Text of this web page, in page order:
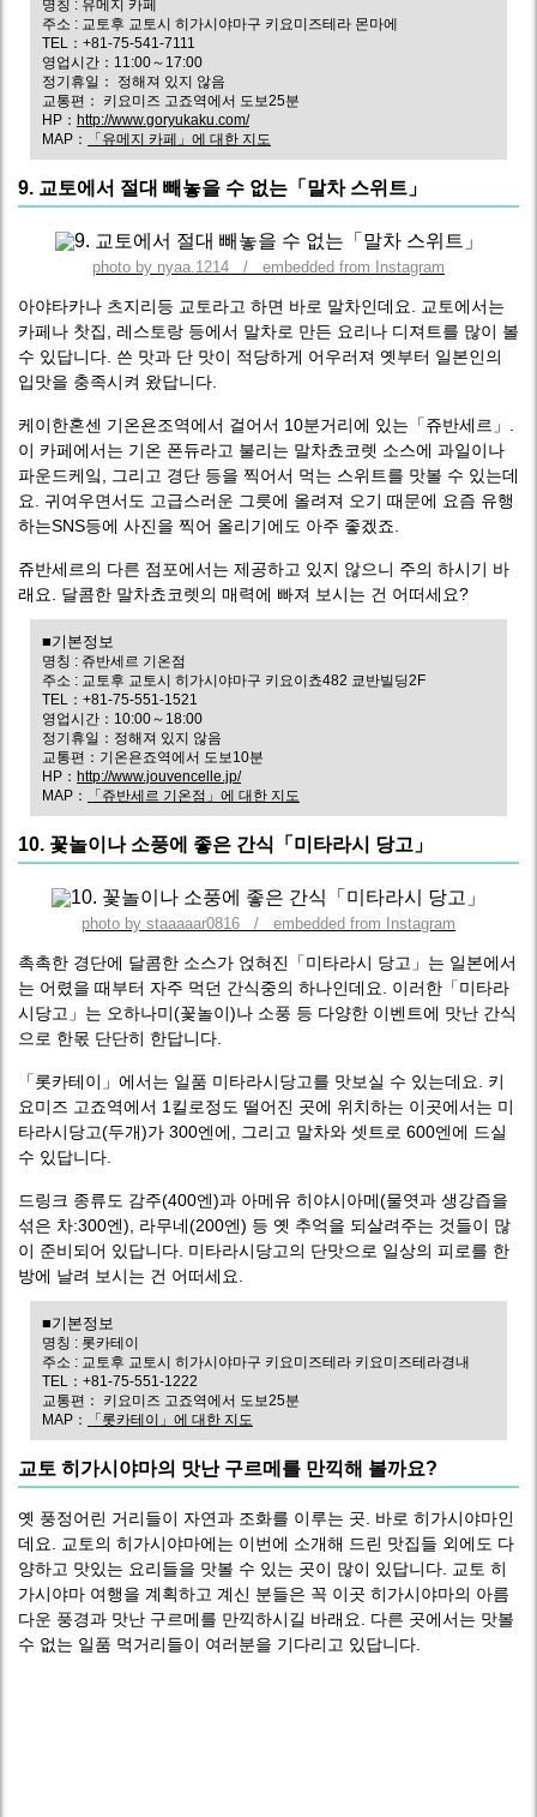
명칭 : 유메지 카페
주소 : 교토후 교토시 히가시야마구 키요미즈테라 몬마에
TEL：+81-75-541-7111
영업시간：11:00～17:00
정기휴일： 정해져 있지 않음
교통편： 키요미즈 고죠역에서 도보25분
HP： http://www.goryukaku.com/
MAP：
「유메지 카페」에 대한 지도
9. 교토에서 절대 빼놓을 수 없는「말차 스위트」
photo by nyaa.1214 / embedded from Instagram
아야타카나 츠지리등 교토라고 하면 바로 말차인데요. 교토에서는
카페나 찻집, 레스토랑 등에서 말차로 만든 요리나 디져트를 많이 볼
수 있답니다. 쓴 맛과 단 맛이 적당하게 어우러져 옛부터 일본인의
입맛을 충족시켜 왔답니다.
케이한혼센 기온욘조역에서 걸어서 10분거리에 있는「쥬반세르」.
이 카페에서는 기온 폰듀라고 불리는 말차쵸코렛 소스에 과일이나
파운드케잌, 그리고 경단 등을 찍어서 먹는 스위트를 맛볼 수 있는데
요. 귀여우면서도 고급스러운 그릇에 올려져 오기 때문에 요즘 유행
하는SNS등에 사진을 찍어 올리기에도 아주 좋겠죠.
쥬반세르의 다른 점포에서는 제공하고 있지 않으니 주의 하시기 바
래요. 달콤한 말차쵸코렛의 매력에 빠져 보시는 건 어떠세요?
■기본정보
명칭 : 쥬반세르 기온점
주소 : 교토후 교토시 히가시야마구 키요이쵸482 쿄반빌딩2F
TEL：+81-75-551-1521
영업시간：10:00～18:00
정기휴일：정해져 있지 않음
교통편：기온욘죠역에서 도보10분
HP： http://www.jouvencelle.jp/
MAP：
「쥬반세르 기온점」에 대한 지도
10. 꽃놀이나 소풍에 좋은 간식「미타라시 당고」
photo by staaaaar0816 / embedded from Instagram
촉촉한 경단에 달콤한 소스가 얹혀진「미타라시 당고」는 일본에서
는 어렸을 때부터 자주 먹던 간식중의 하나인데요. 이러한「미타라
시당고」는 오하나미(꽃놀이)나 소풍 등 다양한 이벤트에 맛난 간식
으로 한몫 단단히 한답니다.
「롯카테이」에서는 일품 미타라시당고를 맛보실 수 있는데요. 키
요미즈 고죠역에서 1킬로정도 떨어진 곳에 위치하는 이곳에서는 미
타라시당고(두개)가 300엔에, 그리고 말차와 셋트로 600엔에 드실
수 있답니다.
드링크 종류도 감주(400엔)과 아메유 히야시아메(물엿과 생강즙을
섞은 차:300엔), 라무네(200엔) 등 옛 추억을 되살려주는 것들이 많
이 준비되어 있답니다. 미타라시당고의 단맛으로 일상의 피로를 한
방에 날려 보시는 건 어떠세요.
■기본정보
명칭 : 롯카테이
주소 : 교토후 교토시 히가시야마구 키요미즈테라 키요미즈테라경내
TEL：+81-75-551-1222
교통편： 키요미즈 고죠역에서 도보25분
MAP：
「롯카테이」에 대한 지도
교토 히가시야마의 맛난 구르메를 만끽해 볼까요?
옛 풍정어린 거리들이 자연과 조화를 이루는 곳. 바로 히가시야마인
데요. 교토의 히가시야마에는 이번에 소개해 드린 맛집들 외에도 다
양하고 맛있는 요리들을 맛볼 수 있는 곳이 많이 있답니다. 교토 히
가시야마 여행을 계획하고 계신 분들은 꼭 이곳 히가시야마의 아름
다운 풍경과 맛난 구르메를 만끽하시길 바래요. 다른 곳에서는 맛볼
수 없는 일품 먹거리들이 여러분을 기다리고 있답니다.